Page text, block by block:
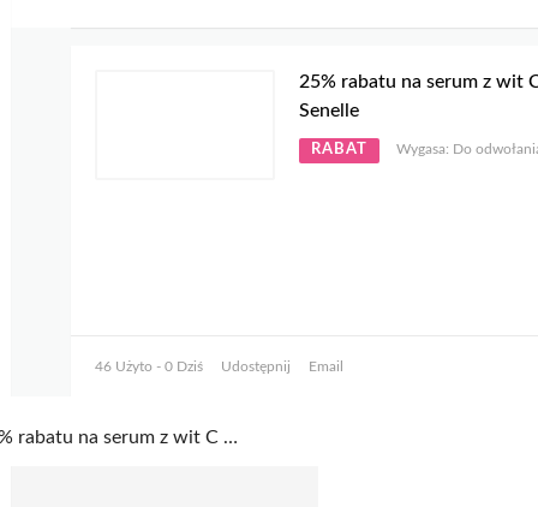
25% rabatu na serum z wit
Senelle
RABAT Wygasa: Do
46 Użyto - 0 Dziś Udostępnij Email
25% rabatu na serum z wit C w Senelle